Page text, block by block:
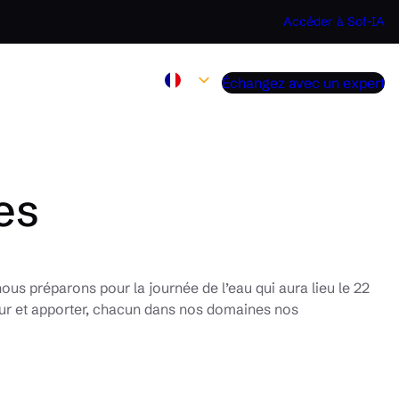
Accéder à Sof-IA
Échangez avec un expert
préparons pour la journée de l’eau qui aura lieu le 22
et apporter, chacun dans nos domaines nos